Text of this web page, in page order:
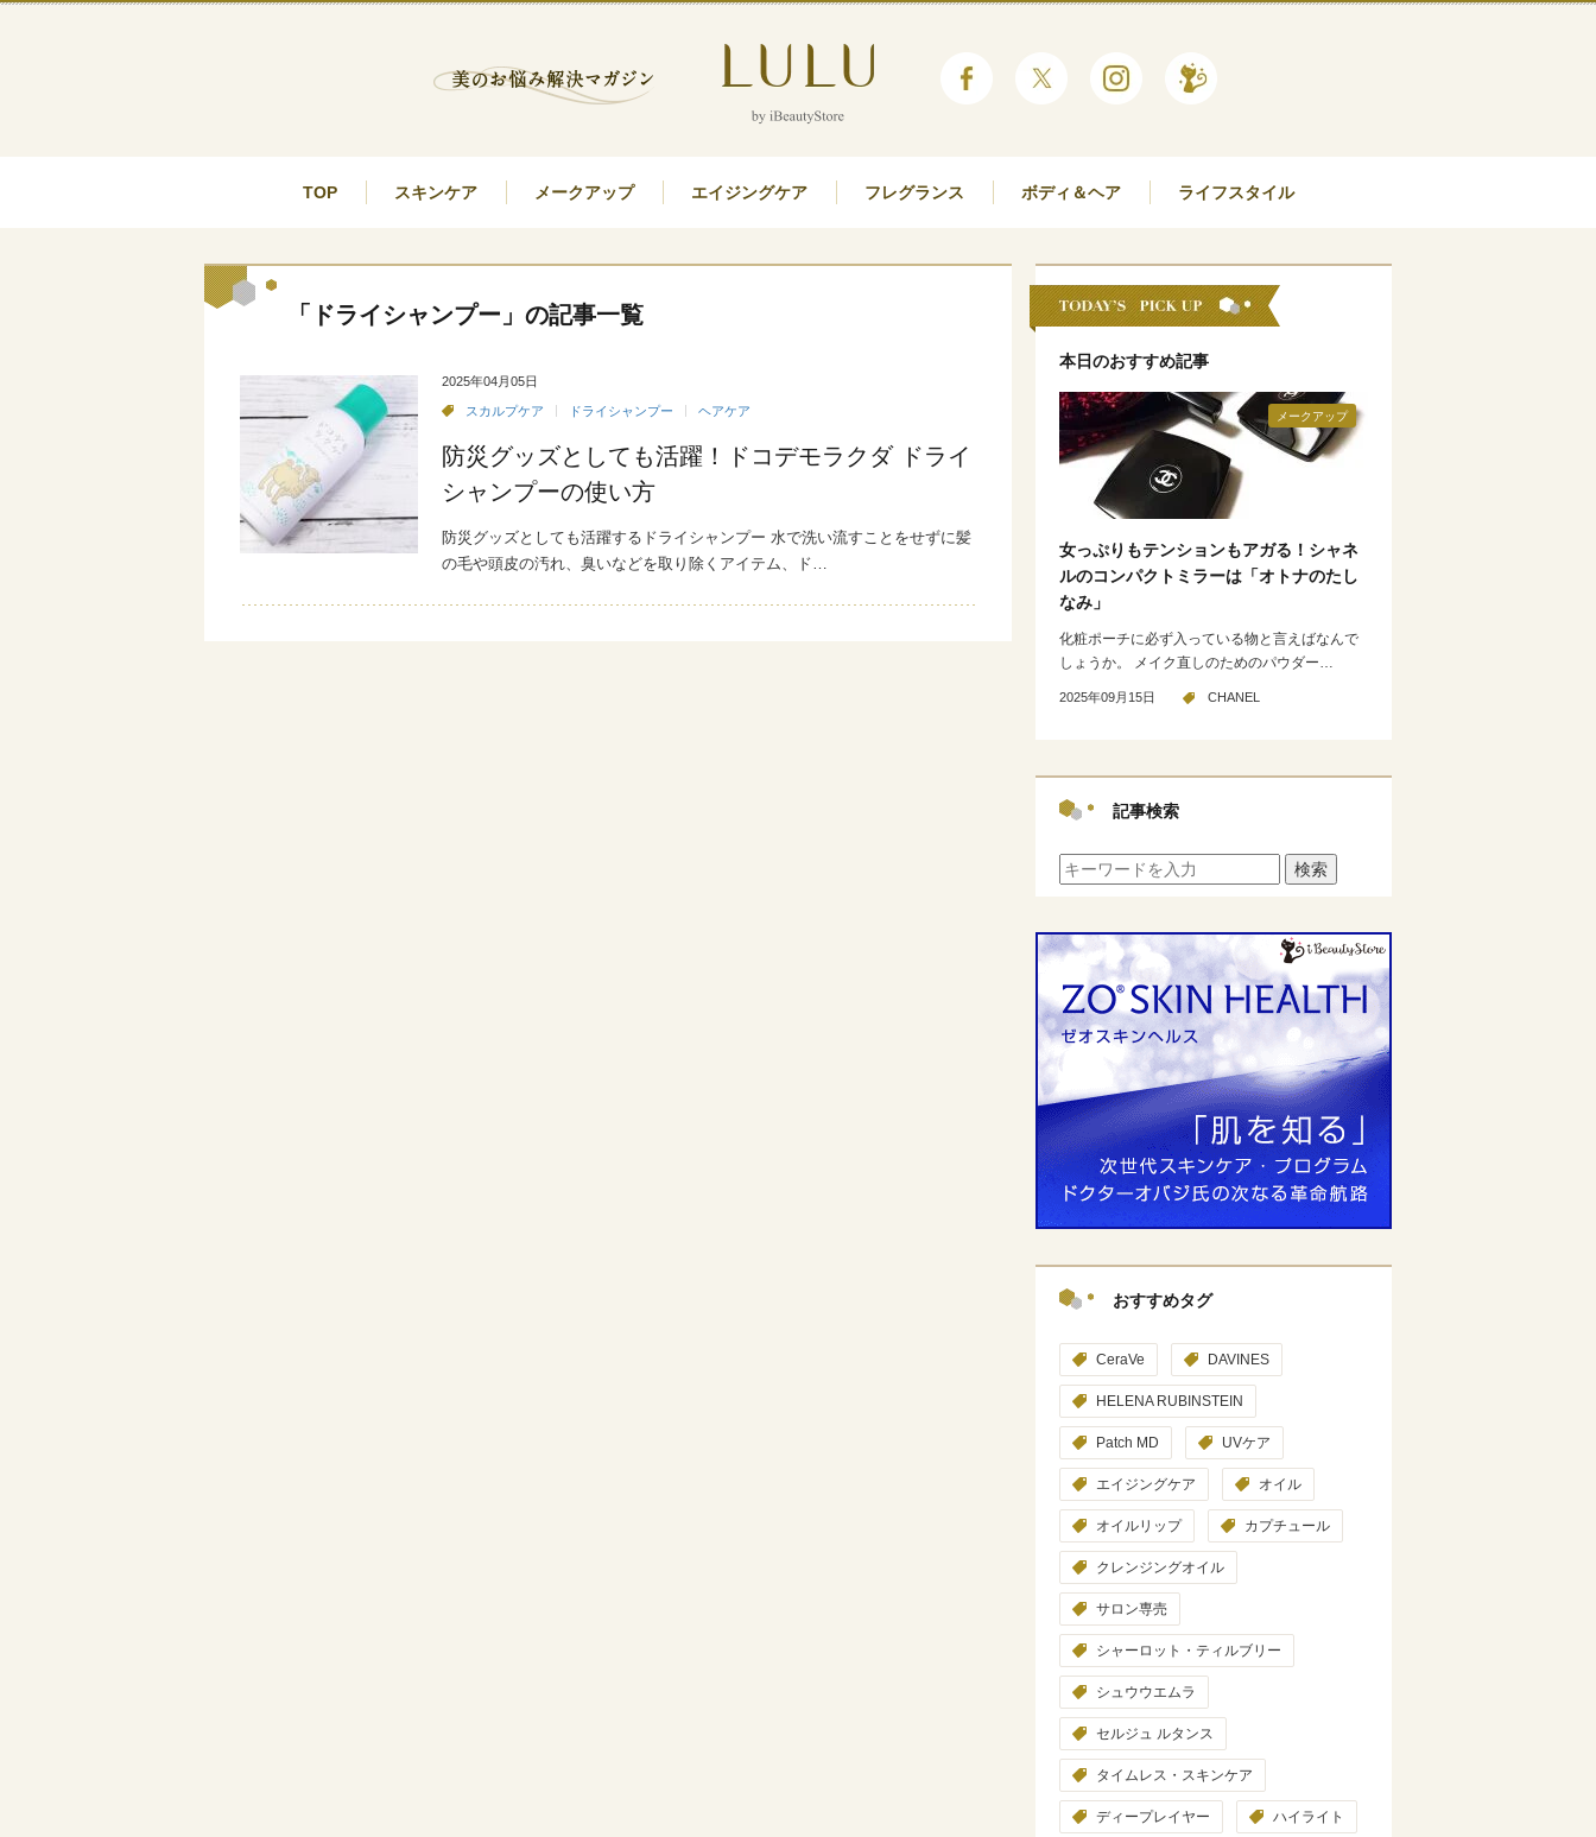
TOP スキンケア メークアップ エイジングケア フレグランス ボディ＆ヘア ライフスタイル
「ドライシャンプー」の記事一覧
2025年04月05日
スカルプケア ドライシャンプー ヘアケア
防災グッズとしても活躍！ドコデモラクダ ドライ
シャンプーの使い方
防災グッズとしても活躍するドライシャンプー 水で洗い流すことをせずに髪
の毛や頭皮の汚れ、臭いなどを取り除くアイテム、ド…
本日のおすすめ記事
メークアップ
女っぷりもテンションもアガる！シャネ
ルのコンパクトミラーは「オトナのたし
なみ」
化粧ポーチに必ず入っている物と言えばなんで
しょうか。 メイク直しのためのパウダー…
2025年09月15日 CHANEL
記事検索
検索
おすすめタグ
CeraVe DAVINES
HELENA RUBINSTEIN
Patch MD UVケア
エイジングケア オイル
オイルリップ カプチュール
クレンジングオイル
サロン専売
シャーロット・ティルブリー
シュウウエムラ
セルジュ ルタンス
タイムレス・スキンケア
ディープレイヤー ハイライト